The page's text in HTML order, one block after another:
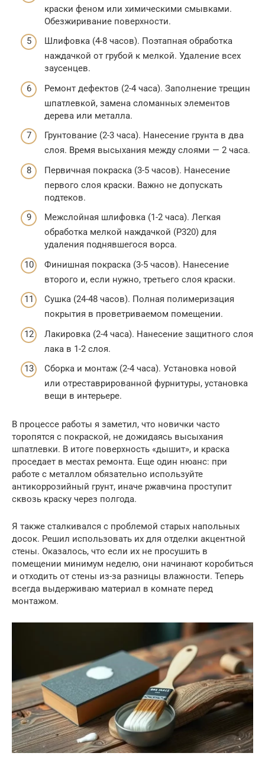
краски феном или химическими смывками.
Обезжиривание поверхности.
Шлифовка (4-8 часов). Поэтапная обработка
наждачкой от грубой к мелкой. Удаление всех
заусенцев.
Ремонт дефектов (2-4 часа). Заполнение трещин
шпатлевкой, замена сломанных элементов
дерева или металла.
Грунтование (2-3 часа). Нанесение грунта в два
слоя. Время высыхания между слоями — 2 часа.
Первичная покраска (3-5 часов). Нанесение
первого слоя краски. Важно не допускать
подтеков.
Межслойная шлифовка (1-2 часа). Легкая
обработка мелкой наждачкой (P320) для
удаления поднявшегося ворса.
Финишная покраска (3-5 часов). Нанесение
второго и, если нужно, третьего слоя краски.
Сушка (24-48 часов). Полная полимеризация
покрытия в проветриваемом помещении.
Лакировка (2-4 часа). Нанесение защитного слоя
лака в 1-2 слоя.
Сборка и монтаж (2-4 часа). Установка новой
или отреставрированной фурнитуры, установка
вещи в интерьере.
В процессе работы я заметил, что новички часто
торопятся с покраской, не дожидаясь высыхания
шпатлевки. В итоге поверхность «дышит», и краска
проседает в местах ремонта. Еще один нюанс: при
работе с металлом обязательно используйте
антикоррозийный грунт, иначе ржавчина проступит
сквозь краску через полгода.
Я также сталкивался с проблемой старых напольных
досок. Решил использовать их для отделки акцентной
стены. Оказалось, что если их не просушить в
помещении минимум неделю, они начинают коробиться
и отходить от стены из-за разницы влажности. Теперь
всегда выдерживаю материал в комнате перед
монтажом.